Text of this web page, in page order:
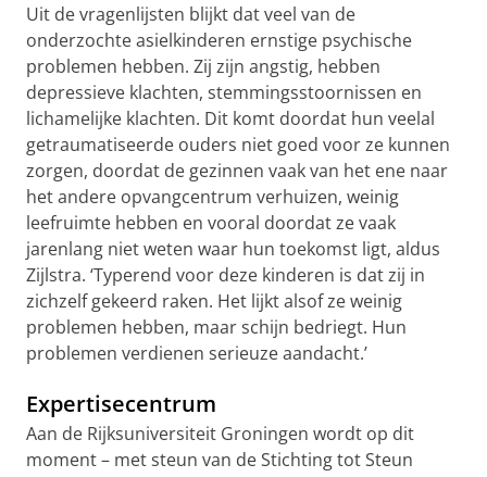
Uit de vragenlijsten blijkt dat veel van de
onderzochte asielkinderen ernstige psychische
problemen hebben. Zij zijn angstig, hebben
depressieve klachten, stemmingsstoornissen en
lichamelijke klachten. Dit komt doordat hun veelal
getraumatiseerde ouders niet goed voor ze kunnen
zorgen, doordat de gezinnen vaak van het ene naar
het andere opvangcentrum verhuizen, weinig
leefruimte hebben en vooral doordat ze vaak
jarenlang niet weten waar hun toekomst ligt, aldus
Zijlstra. ‘Typerend voor deze kinderen is dat zij in
zichzelf gekeerd raken. Het lijkt alsof ze weinig
problemen hebben, maar schijn bedriegt. Hun
problemen verdienen serieuze aandacht.’
Expertisecentrum
Aan de Rijksuniversiteit Groningen wordt op dit
moment – met steun van de Stichting tot Steun